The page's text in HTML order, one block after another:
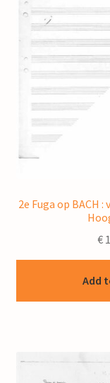
2e Fuga op BACH
€
Add